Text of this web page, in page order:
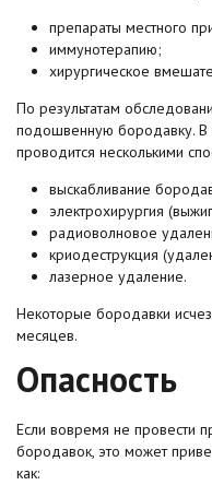
препараты местного
иммунотерапию;
хирургическое
По результатам
подошвенную бородавку. В
проводится несколькими
выскабливание
электрохирургия
радиоволновое
криодеструкция
лазерное удаление.
Некоторые бородавки
месяцев.
Опасность
Если вовремя не провести
бородавок, это может
как: